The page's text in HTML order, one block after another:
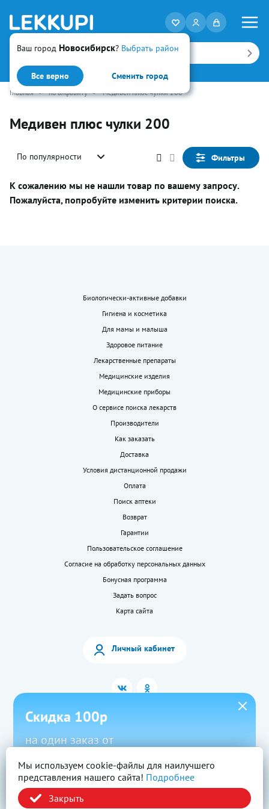
Ваш город Новосибирск? Выбрать район
Все верно Сменить город
Искать
Главная • по алфавиту • Медивен плюс чулки 200
Медивен плюс чулки 200
По популярности Фильтры
К сожалению мы не нашли товар по вашему запросу.
Пожалуйста, попробуйте изменить критерии поиска.
Биологически-активные добавки
Гигиена и косметика
Для мамы и малыша
Здоровое питание
Лекарственные препараты
Медицинские изделия
Медицинские приборы
О сервисе поиска лекарств
Производители
Как заказать
Доставка
Условия дистанционной продажи
Оплата
Поиск аптеки
Возврат
Гарантии
Пользовательское соглашение
Согласие на обработку персональных данных
Бонусная программа
Задать вопрос
Карта сайта
Личный кабинет
2026 © «LEKkupi»
Все права защищены.
Вся информация на сайте — собственность ООО «Моя аптека». Публикация с
сайта www.lekkupi.ru без разрешения запрещена.
ОГРН:1025404723585, Лицензия № Л042-01125-54/00269824.
Мы используем cookie-файлы для наилучшего
представления нашего сайта! Подробнее
Закрыть
Скидка 100р
на один заказ от
Скачать
Промокод Новый